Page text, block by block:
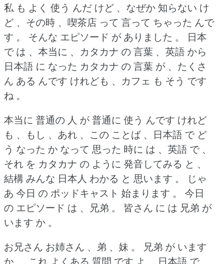
私 も よく 使う んだ けど 、なぜか 知らない け
ど 、その時 、喫茶店 って 言って ちゃった んで
す 。
そんな エピソード が ありました 。
日本
で は 、本当に 、カタカナ の 言葉 、英語 から
日本語 に なった カタカナ の 言葉 が 、たくさ
ん ある んです けれども 、カフェ も そう です
ね 。
本当に 普通の 人 が 普通に 使う んです けれど
も 、もし 、あれ 、この ことば 、日本語 で ど
う なった か なって 思った 時に は 、英語 で 、
それ を カタカナ の ように 発音してみる と 、
結構 みんな 日本人 わかる と 思います 。
じゃ
あ 今日 の ポッドキャスト 始まります 。
今日
の エピソード は 、兄弟 。
皆さん に は 兄弟 が
います か 。
お兄さん お姉さん 、弟 、妹 。
兄弟 が います
か 。
これ よくある 質問 です よ 、日本語 で 。